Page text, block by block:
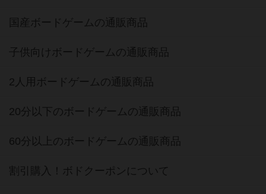
国産ボードゲームの通販商品
子供向けボードゲームの通販商品
2人用ボードゲームの通販商品
20分以下のボードゲームの通販商品
60分以上のボードゲームの通販商品
割引購入！ボドクーポンについて